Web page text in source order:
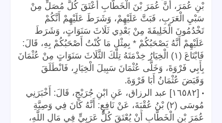
بْنِ عُمَرَ، أَنَّ عُمَرَ بْنَ الْخَطَّابِ أَعْتَقَ كُلَّ مُصَلٍّ مِنْ
سَبْيِ الْعَرَبِ، فَبَتَّ عَلَيْهِمْ، وَشَرَطَ عَلَيْهِمْ أَنَّكُمْ
تَخْدُمُونَ الْخَلِيفَةَ مِنْ بَعْدِي ثَلَاثَ سَنَوَاتٍ، وَشَرَطَ
عَلَيْهِمْ أَنَّهُ يَصْحَبُكُمْ * بِمِثْلِ مَا كُنْتُ أَصْحَبُكُمْ بِهِ، قَالَ:
فَابْتَاعَ (١) الْخِيَارُ خِدْمَتَهُ تِلْكَ الثَّلَاثَ سَنَوَاتٍ مِنْ عُثْمَانَ
بِأَبِي فَرْوَةَ، وَخَلَّى عُثْمَانَ سَبِيلَ الْخِيَارِ، فَانْطَلَقَ
وَقَبَضَ عُثْمَانُ أَبَا فَرْوَةَ.
•
[١٦٥٨٢] عبد الرزاق، عَنِ ابْنِ جُرَيْجٍ، قَالَ: أَخْبَرَنِي
مُوسَى (٢) بْنُ عُقْبَةَ، عَنْ نَافِعٍ: أَنَّهُ كَانَ فِي وَصِيَّةِ
عُمَرَ بْنِ الْخَطَّابِ أَنْ يُعْتَقَ كُلُّ عَرَبِيٍّ فِي مَالِ اللَّهِ،